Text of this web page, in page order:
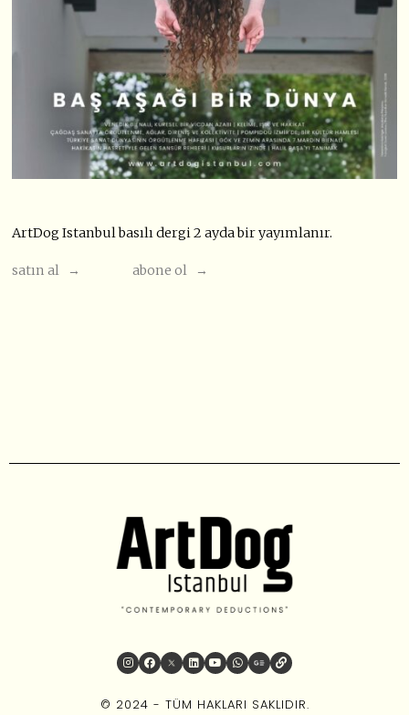
ArtDog Istanbul basılı dergi 2 ayda bir yayımlanır.
satın al → abone ol →
© 2024 - TÜM HAKLARI SAKLIDIR.